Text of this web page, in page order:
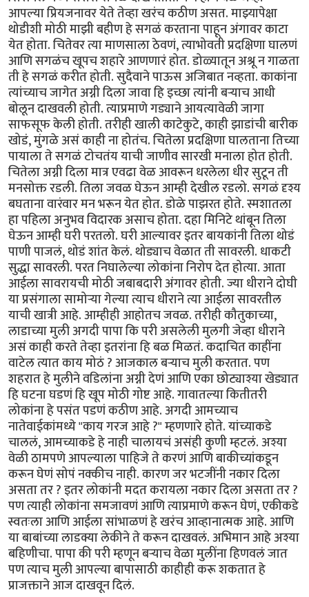
आपल्या प्रियजनावर येते तेव्हा खरंच कठीण असत. माझ्यापेक्षा
थोडीशी मोठी माझी बहीण हे सगळं करताना पाहून अंगावर काटा
येत होता. चितेवर त्या माणसाला ठेवणं, त्याभोवती प्रदक्षिणा घालणं
आणि सगळंच खूपच शहारे आणणारं होत. डोळ्यातून अश्रू न गाळता
ती हे सगळं करीत होती. सुदैवाने पाऊस अजिबात नव्हता. काकांना
त्यांच्याच जागेत अग्नी दिला जावा हि इच्छा त्यांनी बऱ्याच आधी
बोलून दाखवली होती. त्याप्रमाणे गड्याने आयत्यावेळी जागा
साफसूफ केली होती. तरीही खाली काटेकुटे, काही झाडांची बारीक
खोडं, मुंगळे असं काही ना होतंच. चितेला प्रदक्षिणा घालताना तिच्या
पायाला ते सगळं टोचतंय याची जाणीव सारखी मनाला होत होती.
चितेला अग्नी दिला मात्र एवढा वेळ आवरून धरलेला धीर सुटून ती
मनसोक्त रडली. तिला जवळ घेऊन आम्ही देखील रडलो. सगळं दृश्य
बघताना वारंवार मन भरून येत होत. डोळे पाझरत होते. स्मशातला
हा पहिला अनुभव विदारक असाच होता. दहा मिनिटे थांबून तिला
घेऊन आम्ही घरी परतलो. घरी आल्यावर इतर बायकांनी तिला थोडं
पाणी पाजलं, थोडं शांत केलं. थोड्याच वेळात ती सावरली. धाकटी
सुद्धा सावरली. परत निघालेल्या लोकांना निरोप देत होत्या. आता
आईला सावरायची मोठी जबाबदारी अंगावर होती. ज्या धीराने दोघी
या प्रसंगाला सामोऱ्या गेल्या त्याच धीराने त्या आईला सावरतील
याची खात्री आहे. आम्हीही आहोतच जवळ. तरीही कौतुकाच्या,
लाडाच्या मुली अगदी पापा कि परी असलेली मुलगी जेव्हा धीराने
असं काही करते तेव्हा इतरांना हि बळ मिळतं. कदाचित काहींना
वाटेल त्यात काय मोठं ? आजकाल बऱ्याच मुली करतात. पण
शहरात हे मुलीने वडिलांना अग्नी देणं आणि एका छोट्याश्या खेड्यात
हि घटना घडणं हि खूप मोठी गोष्ट आहे. गावातल्या कितीतरी
लोकांना हे पसंत पडणं कठीण आहे. अगदी आमच्याच
नातेवाईकांमध्ये "काय गरज आहे ?" म्हणणारे होते. यांच्याकडे
चाललं, आमच्याकडे हे नाही चालायचं असंही कुणी म्हटलं. अश्या
वेळी ठामपणे आपल्याला पाहिजे ते करणं आणि बाकीच्यांकडून
करून घेणं सोपं नक्कीच नाही. कारण जर भटजींनी नकार दिला
असता तर ? इतर लोकांनी मदत करायला नकार दिला असता तर ?
पण त्याही लोकांना समजावणं आणि त्याप्रमाणे करून घेणं, एकीकडे
स्वतःला आणि आईला सांभाळणं हे खरंच आव्हानात्मक आहे. आणि
या बाबांच्या लाडक्या लेकीने ते करून दाखवलं. अभिमान आहे अश्या
बहिणीचा. पापा की परी म्हणून बऱ्याच वेळा मुलींना हिणवलं जात
पण त्याच मुली आपल्या बापासाठी काहीही करू शकतात हे
प्राजक्ताने आज दाखवून दिलं.